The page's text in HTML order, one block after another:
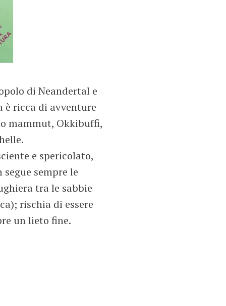
di Neandertal e
è ricca di avventure
mammut, Okkibuffi,
e spericolato,
sempre le
tra le sabbie
rischia di essere
un lieto fine.